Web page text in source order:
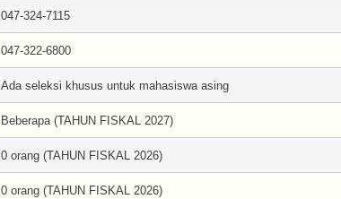
047-324-7115
047-322-6800
Ada seleksi khusus untuk mahasiswa asing
Beberapa (TAHUN FISKAL 2027)
0 orang (TAHUN FISKAL 2026)
0 orang (TAHUN FISKAL 2026)